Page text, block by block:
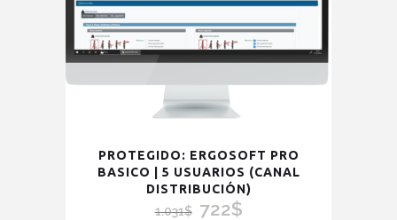
PROTEGIDO: ERGOSOFT PRO
BASICO | 5 USUARIOS (CANAL
DISTRIBUCIÓN)
1.031$ El
722$El